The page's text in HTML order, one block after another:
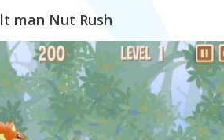
man Nut Rush